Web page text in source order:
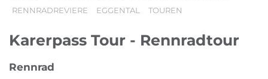
RENNRADREVIERE
EGGENTAL TOUREN
Karerpass Tour - Rennradtour
Rennrad